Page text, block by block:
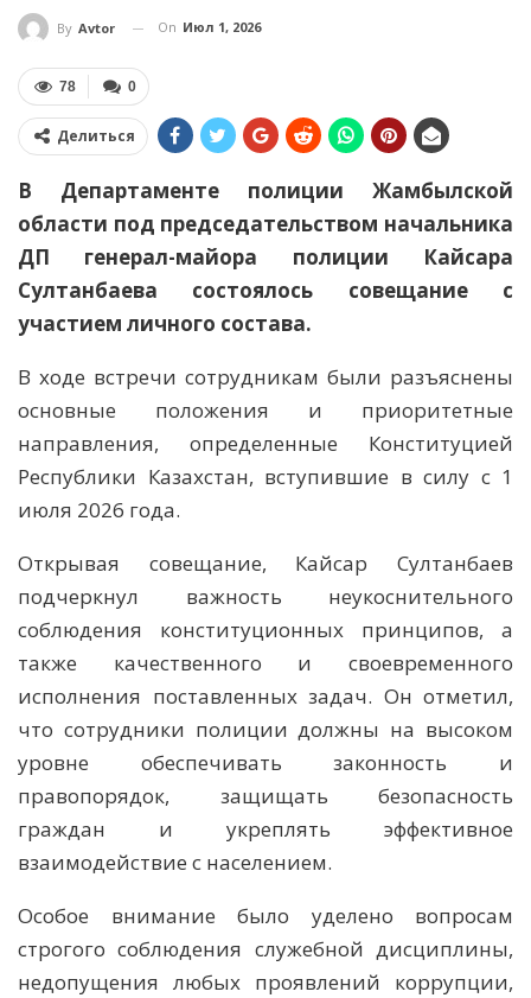
By Avtor On Июл 1, 2026
0
78
Делиться
В Департаменте полиции Жамбылской
области под председательством начальника
ДП генерал-майора полиции Кайсара
Султанбаева состоялось совещание с
участием личного состава.
В ходе встречи сотрудникам были разъяснены
основные положения и приоритетные
направления, определенные Конституцией
Республики Казахстан, вступившие в силу с 1
июля 2026 года.
Открывая совещание, Кайсар Султанбаев
подчеркнул важность неукоснительного
соблюдения конституционных принципов, а
также качественного и своевременного
исполнения поставленных задач. Он отметил,
что сотрудники полиции должны на высоком
уровне обеспечивать законность и
правопорядок, защищать безопасность
граждан и укреплять эффективное
взаимодействие с населением.
Особое внимание было уделено вопросам
строгого соблюдения служебной дисциплины,
недопущения любых проявлений коррупции,